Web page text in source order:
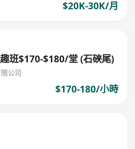
$20K-30K/月
班$170-$180/堂 (石硤尾)
公司
$170-180/小時